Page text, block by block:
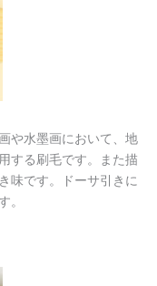
や水墨画において、地
する刷毛です。また描
味です。ドーサ引きに
。